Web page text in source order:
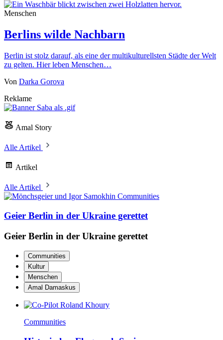
Menschen
Berlins wilde Nachbarn
Berlin ist stolz darauf, als eine der multikulturellsten Städte der Welt
zu gelten. Hier leben Menschen…
Von Darka Gorova
Reklame
Amal Story
Alle Artikel
Artikel
Alle Artikel
Communities
Geier Berlin in der Ukraine gerettet
Geier Berlin in der Ukraine gerettet
Communities
Kultur
Menschen
Amal Damaskus
Communities